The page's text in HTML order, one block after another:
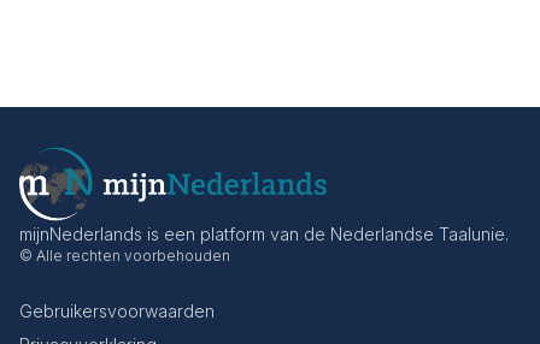
mijnNederlands is een platform van de Nederlandse Taalunie.
© Alle rechten voorbehouden
Gebruikersvoorwaarden